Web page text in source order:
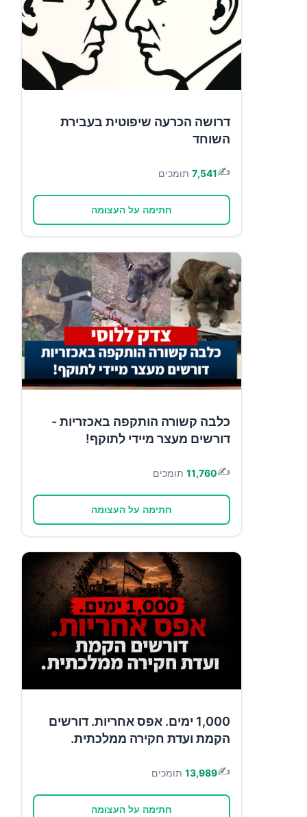
דרושה הכרעה שיפוטית בעבירת
השוחד
✍️
7,541 תומכים
חתימה על העצומה
כלבה קשורה הותקפה באכזריות -
דורשים מעצר מיידי לתוקף!
✍️
11,760 תומכים
חתימה על העצומה
1,000 ימים. אפס אחריות. דורשים
הקמת ועדת חקירה ממלכתית.
✍️
13,989 תומכים
חתימה על העצומה